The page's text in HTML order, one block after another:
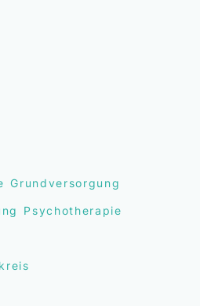
Grundversorgung
Psychotherapie